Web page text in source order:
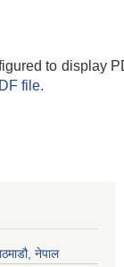
to display
file.
नेपाल